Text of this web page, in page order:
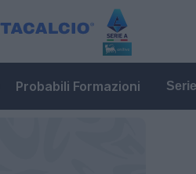
Probabili Formazioni